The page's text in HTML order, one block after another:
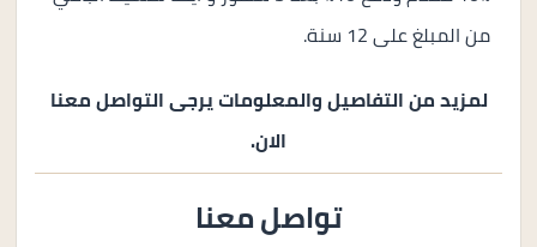
من المبلغ على 12 سنة.
لمزيد من التفاصيل والمعلومات يرجى التواصل معنا
الان.
تواصل معنا